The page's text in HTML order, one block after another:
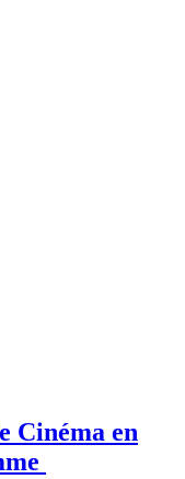
Cinéma en